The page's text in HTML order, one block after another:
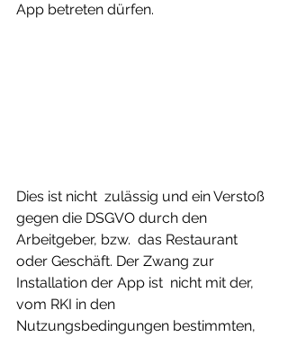
App betreten dürfen.
Dies ist nicht  zulässig und ein Verstoß
gegen die DSGVO durch den
Arbeitgeber, bzw.  das Restaurant
oder Geschäft. Der Zwang zur
Installation der App ist  nicht mit der,
vom RKI in den
Nutzungsbedingungen bestimmten,